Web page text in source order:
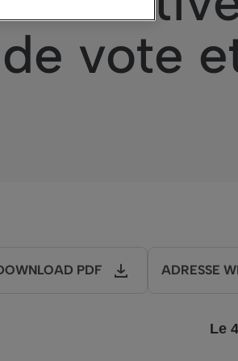
vote
PDF ADRESSE
Le 4